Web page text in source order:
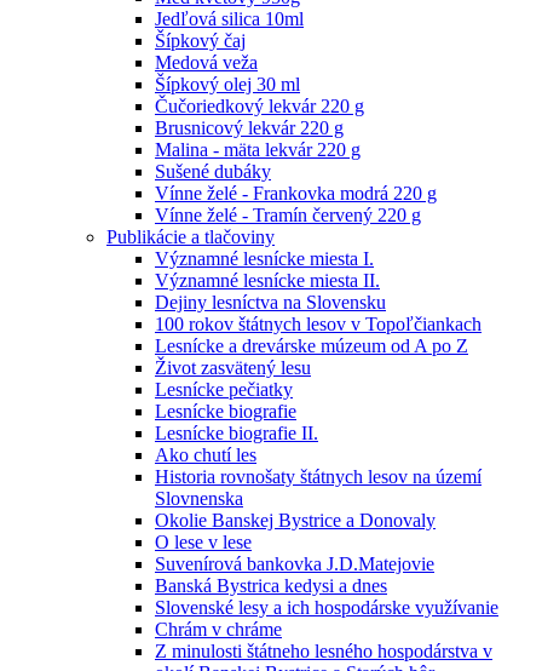
Jedľová silica 10ml
Šípkový čaj
Medová veža
Šípkový olej 30 ml
Čučoriedkový lekvár 220 g
Brusnicový lekvár 220 g
Malina - mäta lekvár 220 g
Sušené dubáky
Vínne želé - Frankovka modrá 220 g
Vínne želé - Tramín červený 220 g
Publikácie a tlačoviny
Významné lesnícke miesta I.
Významné lesnícke miesta II.
Dejiny lesníctva na Slovensku
100 rokov štátnych lesov v Topoľčiankach
Lesnícke a drevárske múzeum od A po Z
Život zasvätený lesu
Lesnícke pečiatky
Lesnícke biografie
Lesnícke biografie II.
Ako chutí les
Historia rovnošaty štátnych lesov na území
Slovnenska
Okolie Banskej Bystrice a Donovaly
O lese v lese
Suvenírová bankovka J.D.Matejovie
Banská Bystrica kedysi a dnes
Slovenské lesy a ich hospodárske využívanie
Chrám v chráme
Z minulosti štátneho lesného hospodárstva v